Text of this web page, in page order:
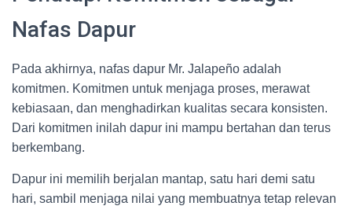
Nafas Dapur
Pada akhirnya, nafas dapur Mr. Jalapeño adalah
komitmen. Komitmen untuk menjaga proses, merawat
kebiasaan, dan menghadirkan kualitas secara konsisten.
Dari komitmen inilah dapur ini mampu bertahan dan terus
berkembang.
Dapur ini memilih berjalan mantap, satu hari demi satu
hari, sambil menjaga nilai yang membuatnya tetap relevan